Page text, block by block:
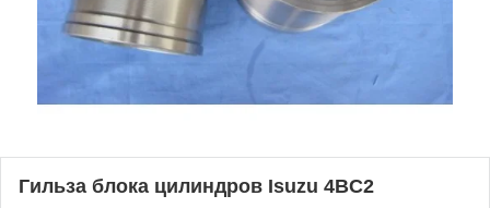
Гильза блока цилиндров Isuzu 4BC2